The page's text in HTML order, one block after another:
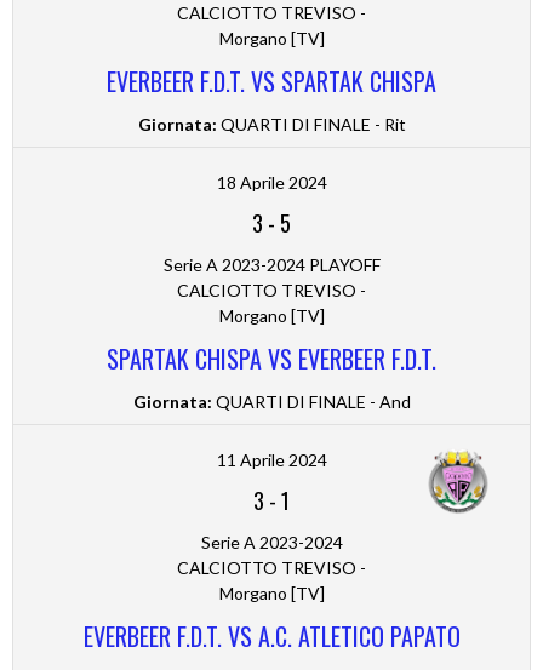
CALCIOTTO TREVISO -
Morgano [TV]
EVERBEER F.D.T. VS SPARTAK CHISPA
Giornata: QUARTI DI FINALE - Rit
18 Aprile 2024
3 - 5
Serie A 2023-2024 PLAYOFF
CALCIOTTO TREVISO -
Morgano [TV]
SPARTAK CHISPA VS EVERBEER F.D.T.
Giornata: QUARTI DI FINALE - And
11 Aprile 2024
3 -1
Serie A 2023-2024
CALCIOTTO TREVISO -
Morgano [TV]
EVERBEER F.D.T. VS A.C. ATLETICO PAPATO